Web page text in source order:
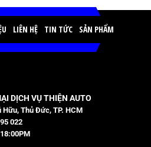
LIÊN HỆ TIN TỨC SẢN PHẨM
DỊCH VỤ THIỆN AUTO
Hữu, Thủ Đức, TP. HCM
022
18:00PM